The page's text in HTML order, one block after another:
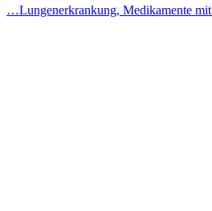
…Lungenerkrankung, Medikamente mit